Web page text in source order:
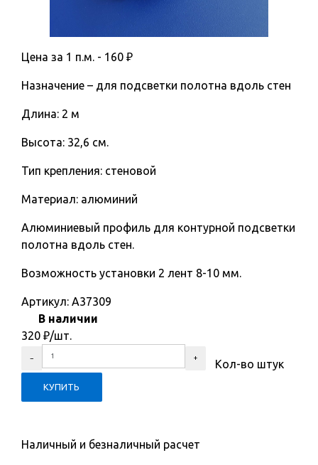
Цена за 1 п.м. - 160 ₽
​Назначение – для подсветки полотна вдоль стен
Длина: 2 м
Высота: 32,6 см.
Тип крепления: стеновой
Материал: алюминий
Алюминиевый профиль для контурной подсветки
полотна вдоль стен.
Возможность установки 2 лент 8-10 мм.
Артикул: A37309
В наличии
320 ₽/шт.
Кол-во штук
Наличный и безналичный расчет